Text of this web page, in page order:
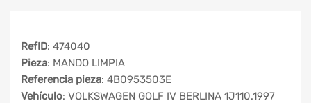
RefID: 474040
Pieza: MANDO LIMPIA
Referencia pieza: 4B0953503E
Vehículo: VOLKSWAGEN GOLF IV BERLINA 1J110.1997